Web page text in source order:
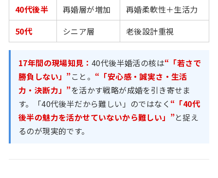
40代後半
再婚層が増加
再婚柔軟性＋生活力
50代
シニア層 老後設計重視
17年間の現場知見： 40代後半婚活の核は“「若さで
勝負しない」”こと。 “「安心感・誠実さ・生活
力・決断力」”を活かす戦略が成婚を引き寄せま
す。「40代後半だから難しい」のではなく “「40代
後半の魅力を活かせていないから難しい」”と捉え
るのが現実的です。